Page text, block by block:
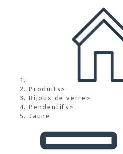
Produits >
Bijoux de verre >
Pendentifs >
Jaune